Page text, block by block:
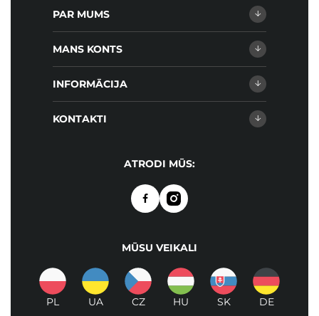
PAR MUMS
MANS KONTS
INFORMĀCIJA
KONTAKTI
ATRODI MŪS:
MŪSU VEIKALI
PL UA CZ HU SK DE